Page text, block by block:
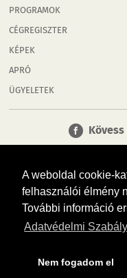
A weboldal cookie-
felhasználói élmény
További információ
Adatvédelmi
Nem fogadom el
PROGRAMOK
CÉGREGISZTER
KÉPEK
APRÓ
ÜGYELETEK
Tudj meg többet
menü, cégek…. és
MÉDIAAJÁNLÓ